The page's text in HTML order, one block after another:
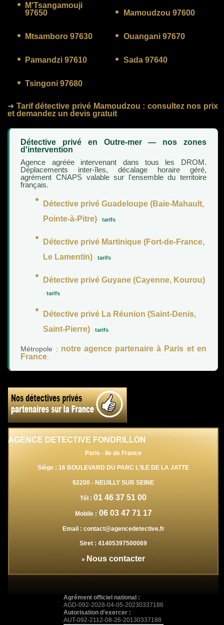
M'Tsangamouji
97650
Mamoudzou 97600
Mtsamboro 97630 Ouangani 97670
Pamandzi 97610 Sada 97640
Tsingoni 97680
➜ Tarif détective privé Mamoudzou : consultez nos prix
et demandez un devis gratuit
Détective privé en Outre-mer — nos zones
d'intervention
Agence agréée intervenant dans tous les DROM.
Déplacements inter-îles, décalage horaire géré,
agrément CNAPS valable sur l'ensemble du territoire
français.
Détective privé Guadeloupe (Baie-Mahault,
Pointe-à-Pitre)· tarifs
Détective privé Martinique (Fort-de-France,
Le Lamentin)· tarifs
Détective privé Guyane (Cayenne, Kourou)
· tarifs
Détective privé La Réunion (Saint-Denis,
Saint-Pierre)· tarifs
Métropole : notre agence partenaire à Paris et en
France
AGENCE DETECTIVE FONDRILLON
Paris - Ile de France
Siège : 16 BOULEVARD DU PARC L'ILE DE LA JATTE
92200 -NEUILLY SUR SEINE
Tél : 01 46 37 51 00
Mobile : 06 03 47 71 17
Email : contact@agencedetective.fr
Siret : 41405397500069
» Nous contacter
Agrément officiel national :
AGD-092-2028-04-05-20230337186
Autorisation d'exercer :
AUT-092-2112-08-26-20130337188